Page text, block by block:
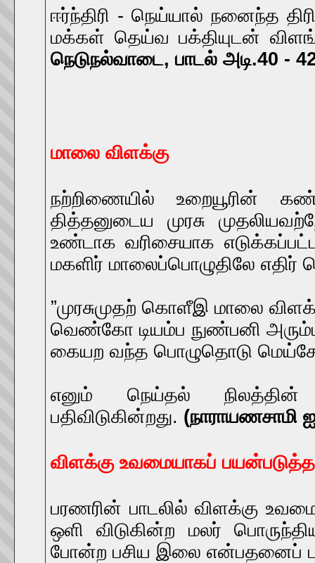
ஈர்ந்திரி - நெய்யால் நனைந்த
மக்கள் தெய்வ பக்தியுடன்
நெடுநல்வாடை, பாடல் அடி.40 -
மாலை விளக்கு
நற்றிணையில் உறையூரின்
தித்தனுடைய முரசு
உண்டாக வரிசையாக எடுக்கப்பட்ட
மகளிர் மாலைப்பொழுதிலே
”முரசுமுதற் கொளீஇ மாலை
வெண்கோ டியம்ப நுண்பனி
கையற வந்த பொழுதொடு
எனும் நெய்தல் நிலத்தின்
பதிவிடுகின்றது. (நாராயணசாமி
விளக்கு உவமையாகப்
பரணரின் பாடலில் விளக்கு
ஒளி விடுகின்ற மலர்
போன்ற பசிய இலை என்பதனைப்